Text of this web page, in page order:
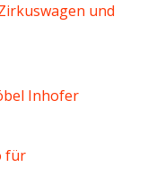
und
Inhofer
für